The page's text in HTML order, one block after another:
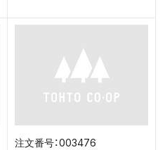
003476